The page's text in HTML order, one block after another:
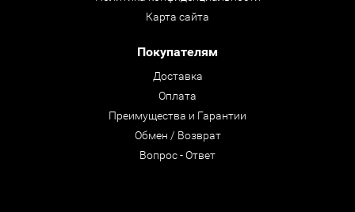
Карта сайта
Покупателям
Доставка
Оплата
Преимущества и Гарантии
Обмен / Возврат
Вопрос - Ответ